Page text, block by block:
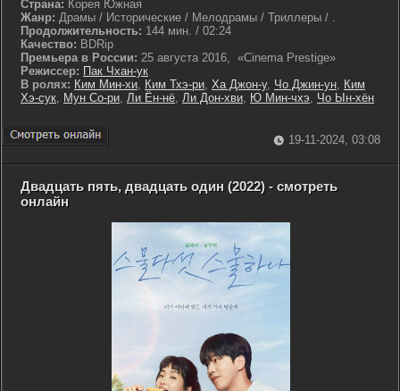
Страна: Корея Южная
Жанр: Драмы / Исторические / Мелодрамы / Триллеры / .
Продолжительность: 144 мин. / 02:24
Качество: BDRip
Премьера в России: 25 августа 2016, «Cinema Prestige»
Режиссер: Пак Чхан-ук
В ролях: Ким Мин-хи, Ким Тхэ-ри, Ха Джон-у, Чо Джин-ун, Ким
Хэ-сук, Мун Со-ри, Ли Ён-нё, Ли Дон-хви, Ю Мин-чхэ, Чо Ын-хён
19-11-2024, 03:08
Двадцать пять, двадцать один (2022) - смотреть
онлайн